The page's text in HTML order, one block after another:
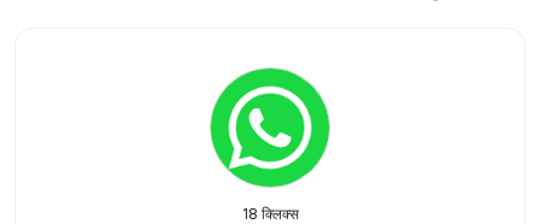
18 क्लिक्स